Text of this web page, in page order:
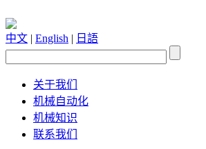
中文 | English | 日語
关于我们
机械自动化
机械知识
联系我们